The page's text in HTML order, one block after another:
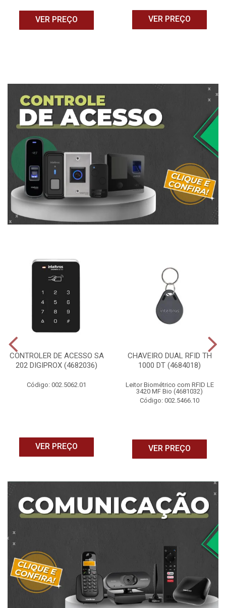
VER PREÇO VER PREÇO
CONTROLER DE ACESSO SA
202 DIGIPROX (4682036)
Código: 002.5062.01
VER PREÇO
CHAVEIRO DUAL RFID TH
1000 DT (4684018)
Leitor Biométrico com RFID LE
3420 MF Bio (4681032)
Código: 002.5466.10
VER PREÇO